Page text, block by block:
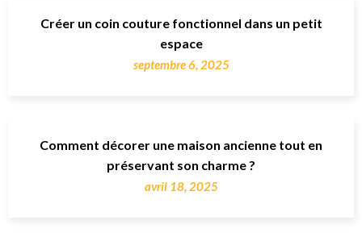
Créer un coin couture fonctionnel dans un petit
espace
septembre 6, 2025
Comment décorer une maison ancienne tout en
préservant son charme ?
avril 18, 2025